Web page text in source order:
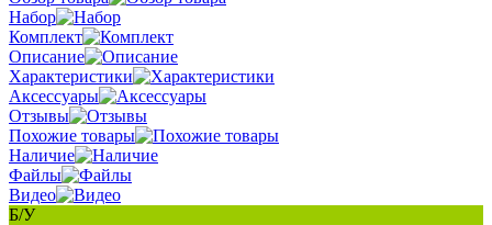
Набор
Комплект
Описание
Характеристики
Аксессуары
Отзывы
Похожие товары
Наличие
Файлы
Видео
Б/У